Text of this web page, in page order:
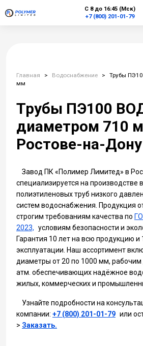
С 8 до 16:45 (Мск)
+7 (800) 201-01-79
Главная > Водоснабжение >
Трубы
мм
Трубы ПЭ100
диаметром 710
Ростове-на-Дону
Завод ПК «Полимер Лимитед» в
специализируется на производстве
полиэтиленовых труб низкого
систем водоснабжения. Продукция
строгим требованиям качества по
2023, условиям безопасности и
Гарантия 10 лет на всю продукцию и
эксплуатации. Наш ассортимент
диаметры от 20 по 1000 мм,
атм. обеспечивающих надёжное
жилых, коммерческих и
Узнайте подробности на
компании: +7 (800) 201-01-79 или
> Заказать.